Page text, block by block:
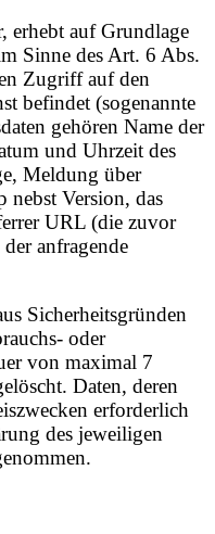
erhebt auf Grundlage
Sinne des Art. 6 Abs.
Zugriff auf den
befindet (sogenannte
gehören Name der
und Uhrzeit des
Meldung über
Version, das
URL (die zuvor
anfragende
Sicherheitsgründen
oder
von maximal 7
Daten, deren
erforderlich
des jeweiligen